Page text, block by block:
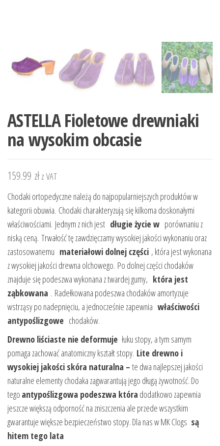
ASTELLA Fioletowe drewniaki
na wysokim obcasie
159.99 złz VAT
Chodaki ortopedyczne należą do najpopularniejszych produktów w
kategorii obuwia. Chodaki charakteryzują się kilkoma doskonałymi
właściwościami. Jednym z nich jest długie życie w porównaniu z
niską ceną. Trwałość tę zawdzięczamy wysokiej jakości wykonaniu oraz
zastosowanemu materiałowi dolnej części , która jest wykonana
z wysokiej jakości drewna olchowego. Po dolnej części chodaków
znajduje się podeszwa wykonana z twardej gumy, która jest
ząbkowana . Radełkowana podeszwa chodaków amortyzuje
wstrząsy po nadepnięciu, a jednocześnie zapewnia właściwości
antypoślizgowe chodaków.
Drewno liściaste nie deformuje łuku stopy, a tym samym
pomaga zachować anatomiczny kształt stopy. Lite drewno i
wysokiej jakości skóra naturalna – te dwa najlepszej jakości
naturalne elementy chodaka zagwarantują jego długą żywotność. Do
tego antypoślizgowa podeszwa która dodatkowo zapewnia
jeszcze większą odporność na zniszczenia ale przede wszystkim
gwarantuje większe bezpieczeństwo stopy. Dla nas w MK Clogs są
hitem tego lata